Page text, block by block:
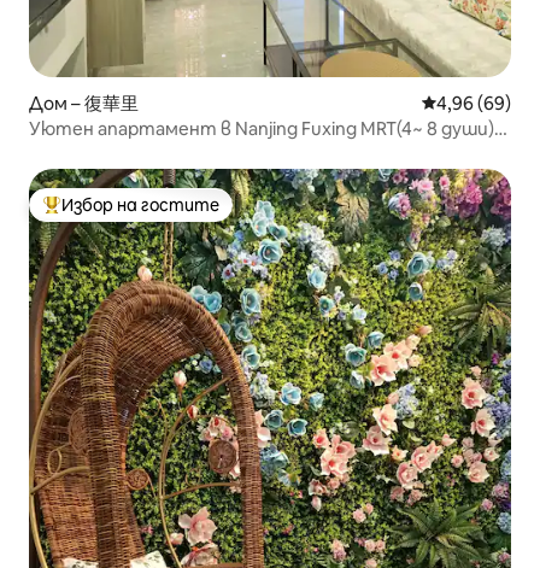
Дом – 復華里 Средна
4,96 (69)
Уютен апартамент в Nanjing Fuxing MRT(4~ 8 души)
Най-популярен избор на гостите
Избор на гостите